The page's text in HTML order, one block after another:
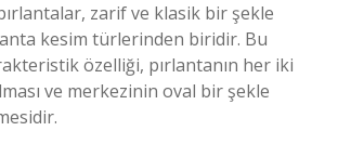
zarif ve klasik bir şekle
kesim türlerinden biridir. Bu
özelliği, pırlantanın her iki
ve merkezinin oval bir şekle